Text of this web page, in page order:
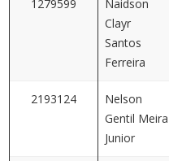
1279599
Naidson
Clayr
Santos
Ferreira
2193124
Nelson
Gentil Meira
Junior